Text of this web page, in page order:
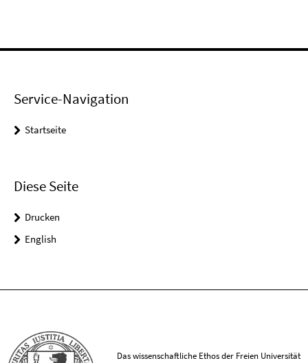
Service-Navigation
Startseite
Diese Seite
Drucken
English
Das wissenschaftliche Ethos der Freien Universität